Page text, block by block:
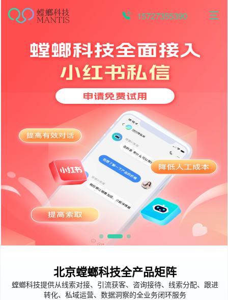
15727355390
北京螳螂科技全产品矩阵
螳螂科技提供从线索对接、引流获客、咨询接待、线索分配、跟进
转化、私域运营、数据洞察的全业务闭环服务